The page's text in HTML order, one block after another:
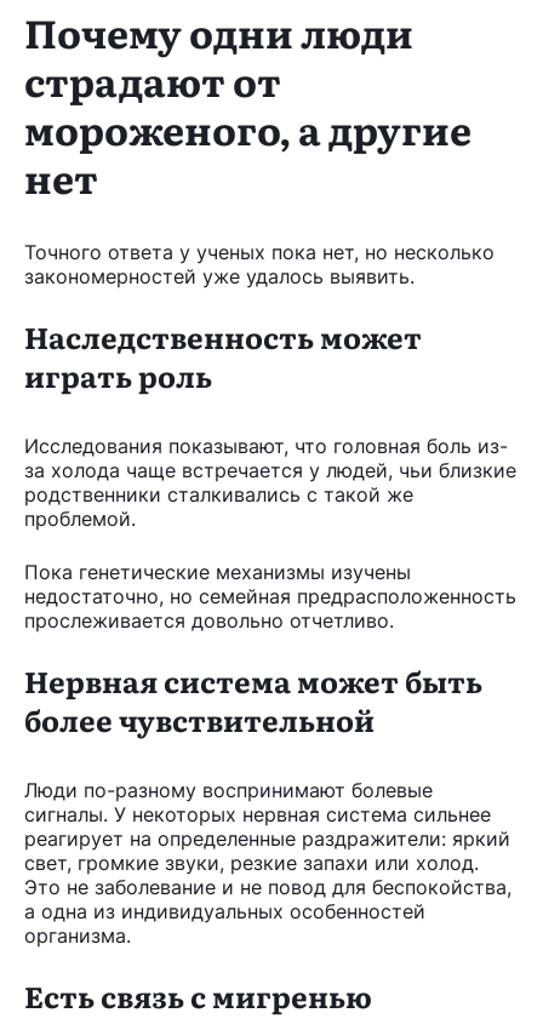
Почему одни люди
страдают от
мороженого, а другие
нет
Точного ответа у ученых пока нет, но несколько
закономерностей уже удалось выявить.
Наследственность может
играть роль
Исследования показывают, что головная боль из-
за холода чаще встречается у людей, чьи близкие
родственники сталкивались с такой же
проблемой.
Пока генетические механизмы изучены
недостаточно, но семейная предрасположенность
прослеживается довольно отчетливо.
Нервная система может быть
более чувствительной
Люди по-разному воспринимают болевые
сигналы. У некоторых нервная система сильнее
реагирует на определенные раздражители: яркий
свет, громкие звуки, резкие запахи или холод.
Это не заболевание и не повод для беспокойства,
а одна из индивидуальных особенностей
организма.
Есть связь с мигренью